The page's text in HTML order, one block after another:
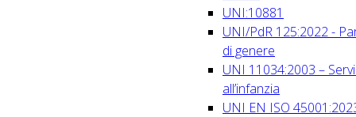
UNI:10881
UNI/PdR 125:2022 -
di genere
UNI 11034:2003 –
all’infanzia
UNI EN ISO